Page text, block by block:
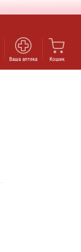
Ваша аптека Кошик